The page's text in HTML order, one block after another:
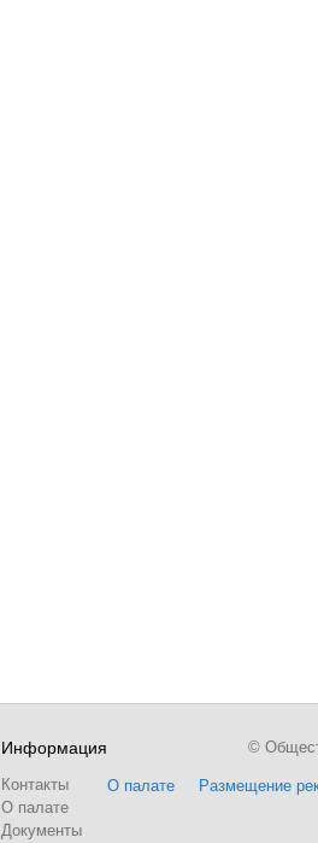
Информация
Контакты
О палате
Документы
О палате Размещение
©